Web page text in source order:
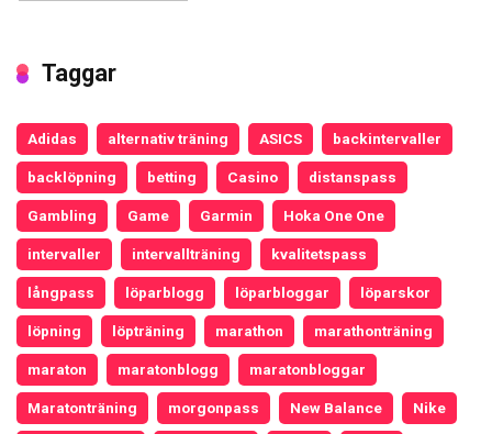
Taggar
Adidas alternativ träning ASICS backintervaller
backlöpning betting Casino distanspass
Gambling Game Garmin Hoka One One
intervaller intervallträning kvalitetspass
långpass löparblogg löparbloggar löparskor
löpning löpträning marathon marathonträning
maraton maratonblogg maratonbloggar
Maratonträning morgonpass New Balance Nike